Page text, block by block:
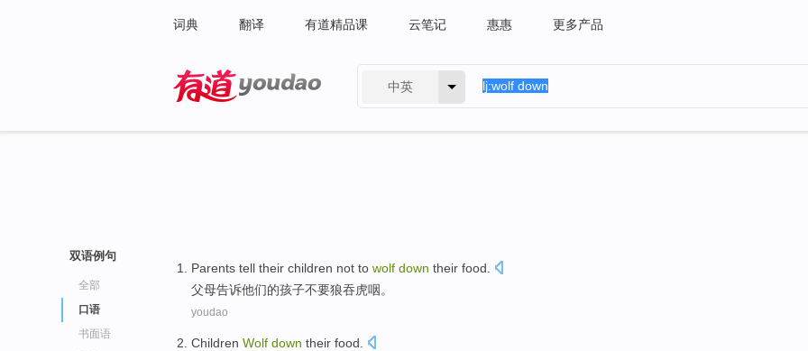
词典 翻译 有道精品课 云笔记 惠惠 更多产品
中英
双语例句
全部
口语
书面语
Parents tell their children not to wolf down their food
父母告诉他们的孩子不要狼吞虎咽 。
youdao
Children Wolf down their food